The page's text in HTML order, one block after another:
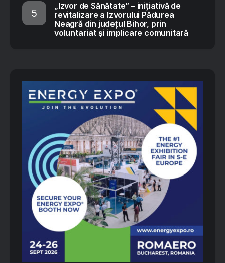
„Izvor de Sănătate” – inițiativă de
revitalizare a Izvorului Pădurea
Neagră din județul Bihor, prin
voluntariat și implicare comunitară